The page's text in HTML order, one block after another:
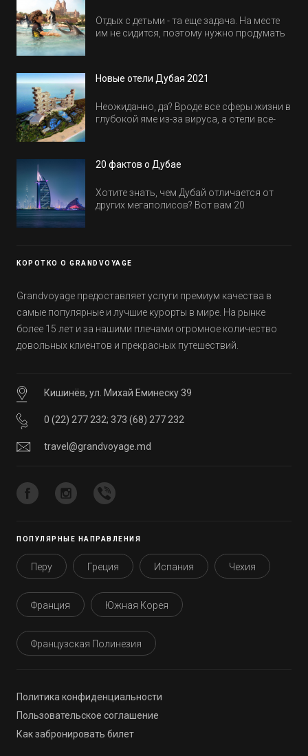
Отдых с детьми - та еще задача. На месте
им не сидится, поэтому нужно продумать
Новые отели Дубая 2021
Неожиданно, да? Вроде все сферы жизни в
глубокой яме из-за вируса, а отели все-
обычно на первые заезды дают промо-
20 фактов о Дубае
Хотите знать, чем Дубай отличается от
других мегаполисов? Вот вам 20
КОРОТКО О GRANDVOYAGE
Grandvoyage предоставляет услуги премиум качества в
самые популярные и лучшие курорты в мире. На рынке
более 15 лет и за нашими плечами огромное количество
довольных клиентов и прекрасных путешествий.
Кишинёв, ул. Михай Еминеску 39
0 (22) 277 232; 373 (68) 277 232
travel@grandvoyage.md
ПОПУЛЯРНЫЕ НАПРАВЛЕНИЯ
Перу Греция Испания Чехия
Франция Южная Корея
Французская Полинезия
Политика конфиденциальности
Пользовательское соглашение
Как забронировать билет